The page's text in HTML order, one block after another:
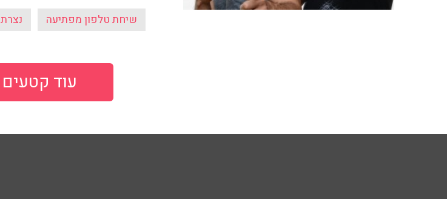
שיחת טלפון מפתיעה נצרת
עוד קטעים